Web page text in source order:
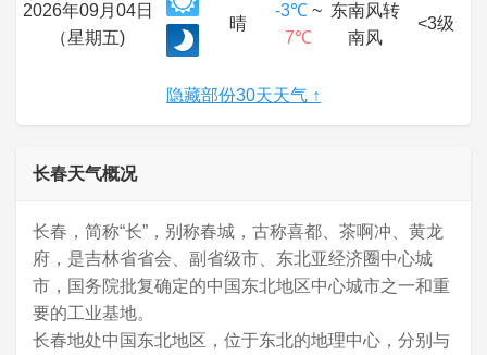
2026年09月04日
（星期五)
晴
-3℃ ~
7℃
东南风转
南风
<3级
隐藏部份30天天气 ↑
长春天气概况
长春，简称“长”，别称春城，古称喜都、茶啊冲、黄龙
府，是吉林省省会、副省级市、东北亚经济圈中心城
市，国务院批复确定的中国东北地区中心城市之一和重
要的工业基地。
长春地处中国东北地区，位于东北的地理中心，分别与